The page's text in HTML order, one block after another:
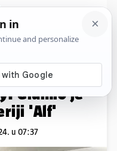
Komentari
Glumio je
'Alf'
u 07:37